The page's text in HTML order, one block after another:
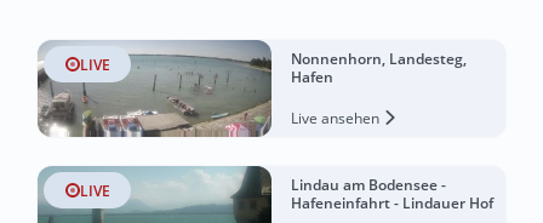
LIVE
Nonnenhorn, Landesteg,
Hafen
Live ansehen
LIVE
Lindau am Bodensee -
Hafeneinfahrt - Lindauer Hof